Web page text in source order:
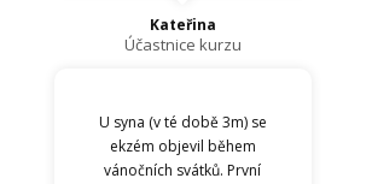
Kateřina
Účastnice kurzu
U syna (v té době 3m) se
ekzém objevil během
vánočních svátků. První